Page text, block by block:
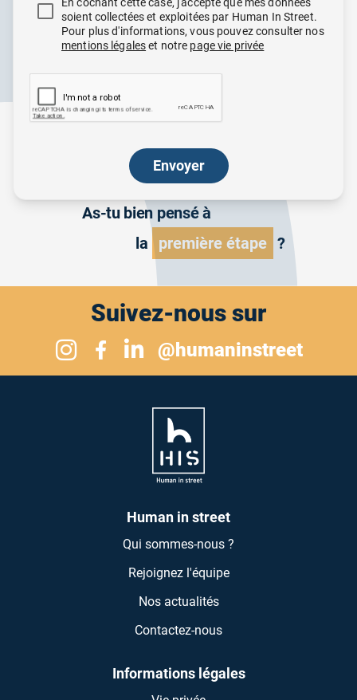
soient collectées et exploitées par Human In Street.
Pour plus d'informations, vous pouvez consulter nos
mentions légaleset notre page vie privée
Envoyer
As-tu bien pensé à
la
première étape ?
Suivez-nous sur
Suivez-nous sur Instagram
Suivez-nous sur Facebook
Suivez-nous sur Linkedin
@humaninstreet
Human in street
Qui sommes-nous ?
Rejoignez l'équipe
Nos actualités
Contactez-nous
Informations légales